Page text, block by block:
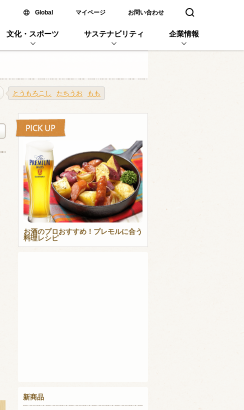
Global新しいウィンドウで開く
マイページ お問い合わせ 検索窓を開く
文化・スポーツ サステナビリティ 企業情報
とうもろこし たちうお もも
お酒のプロおすすめ！プレモルに合う
料理レシピ
新商品